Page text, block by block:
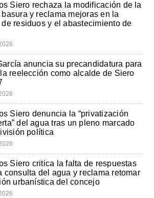
Siero rechaza la modificación de la
y reclama mejoras en la
residuos y el abastecimiento de
anuncia su precandidatura para
reelección como alcalde de Siero
Siero denuncia la “privatización
del agua tras un pleno marcado
política
Siero critica la falta de respuestas
consulta del agua y reclama retomar
urbanística del concejo